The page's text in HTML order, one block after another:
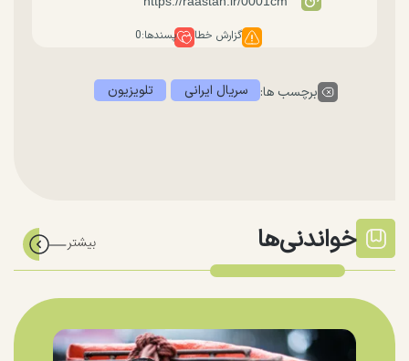
گزارش خطا پسندها:0
برچسب ها: سریال ایرانی تلویزیون
خواندنی‌ها